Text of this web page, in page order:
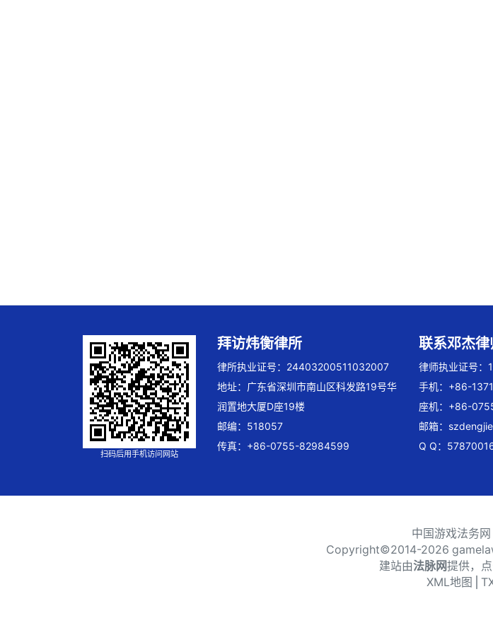
扫码后用手机访问网站
拜访炜衡律所
律所执业证号：24403200511032007
地址：广东省深圳市南山区科发路19号华
润置地大厦D座19楼
邮编：518057
传真：+86-0755-82984599
联系邓杰律
律师执业证号
手机：+86-
座机：+86-
邮箱：
Q Q：
中国游戏法务
Copyright©2014-2026
建站由法脉网提供，
XML地图